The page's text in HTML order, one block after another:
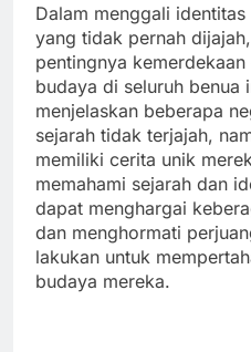
Dalam menggali
yang tidak pernah
pentingnya
budaya di seluruh benua
menjelaskan beberapa
sejarah tidak terjajah,
memiliki cerita unik
memahami sejarah dan
dapat menghargai
dan menghormati
lakukan untuk
budaya mereka.